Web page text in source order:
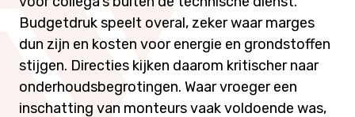
Budgetdruk speelt overal, zeker waar marges
dun zijn en kosten voor energie en grondstoffen
stijgen. Directies kijken daarom kritischer naar
onderhoudsbegrotingen. Waar vroeger een
inschatting van monteurs vaak voldoende was,